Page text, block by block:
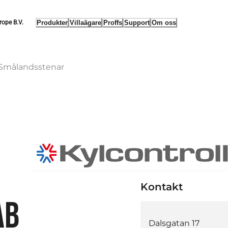
B.V. Produkter Villaägare Proffs Support Om oss
Kontakt
Dalsgatan 17